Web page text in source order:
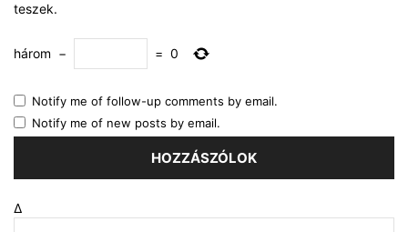
teszek.
három − = 0
Notify me of follow-up comments by email.
Notify me of new posts by email.
Δ